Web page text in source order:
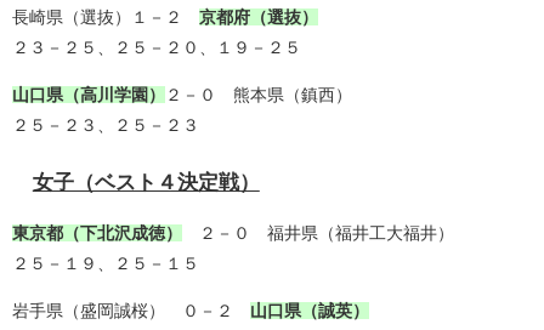
長崎県（選抜）１－２ 京都府（選抜）
２３－２５、２５－２０、１９－２５
山口県（高川学園）
２－０ 熊本県（鎮西）
２５－２３、２５－２３
女子（ベスト４決定戦）
東京都（下北沢成徳）
２－０ 福井県（福井工大福井）
２５－１９、２５－１５
岩手県（盛岡誠桜） ０－２ 山口県（誠英）